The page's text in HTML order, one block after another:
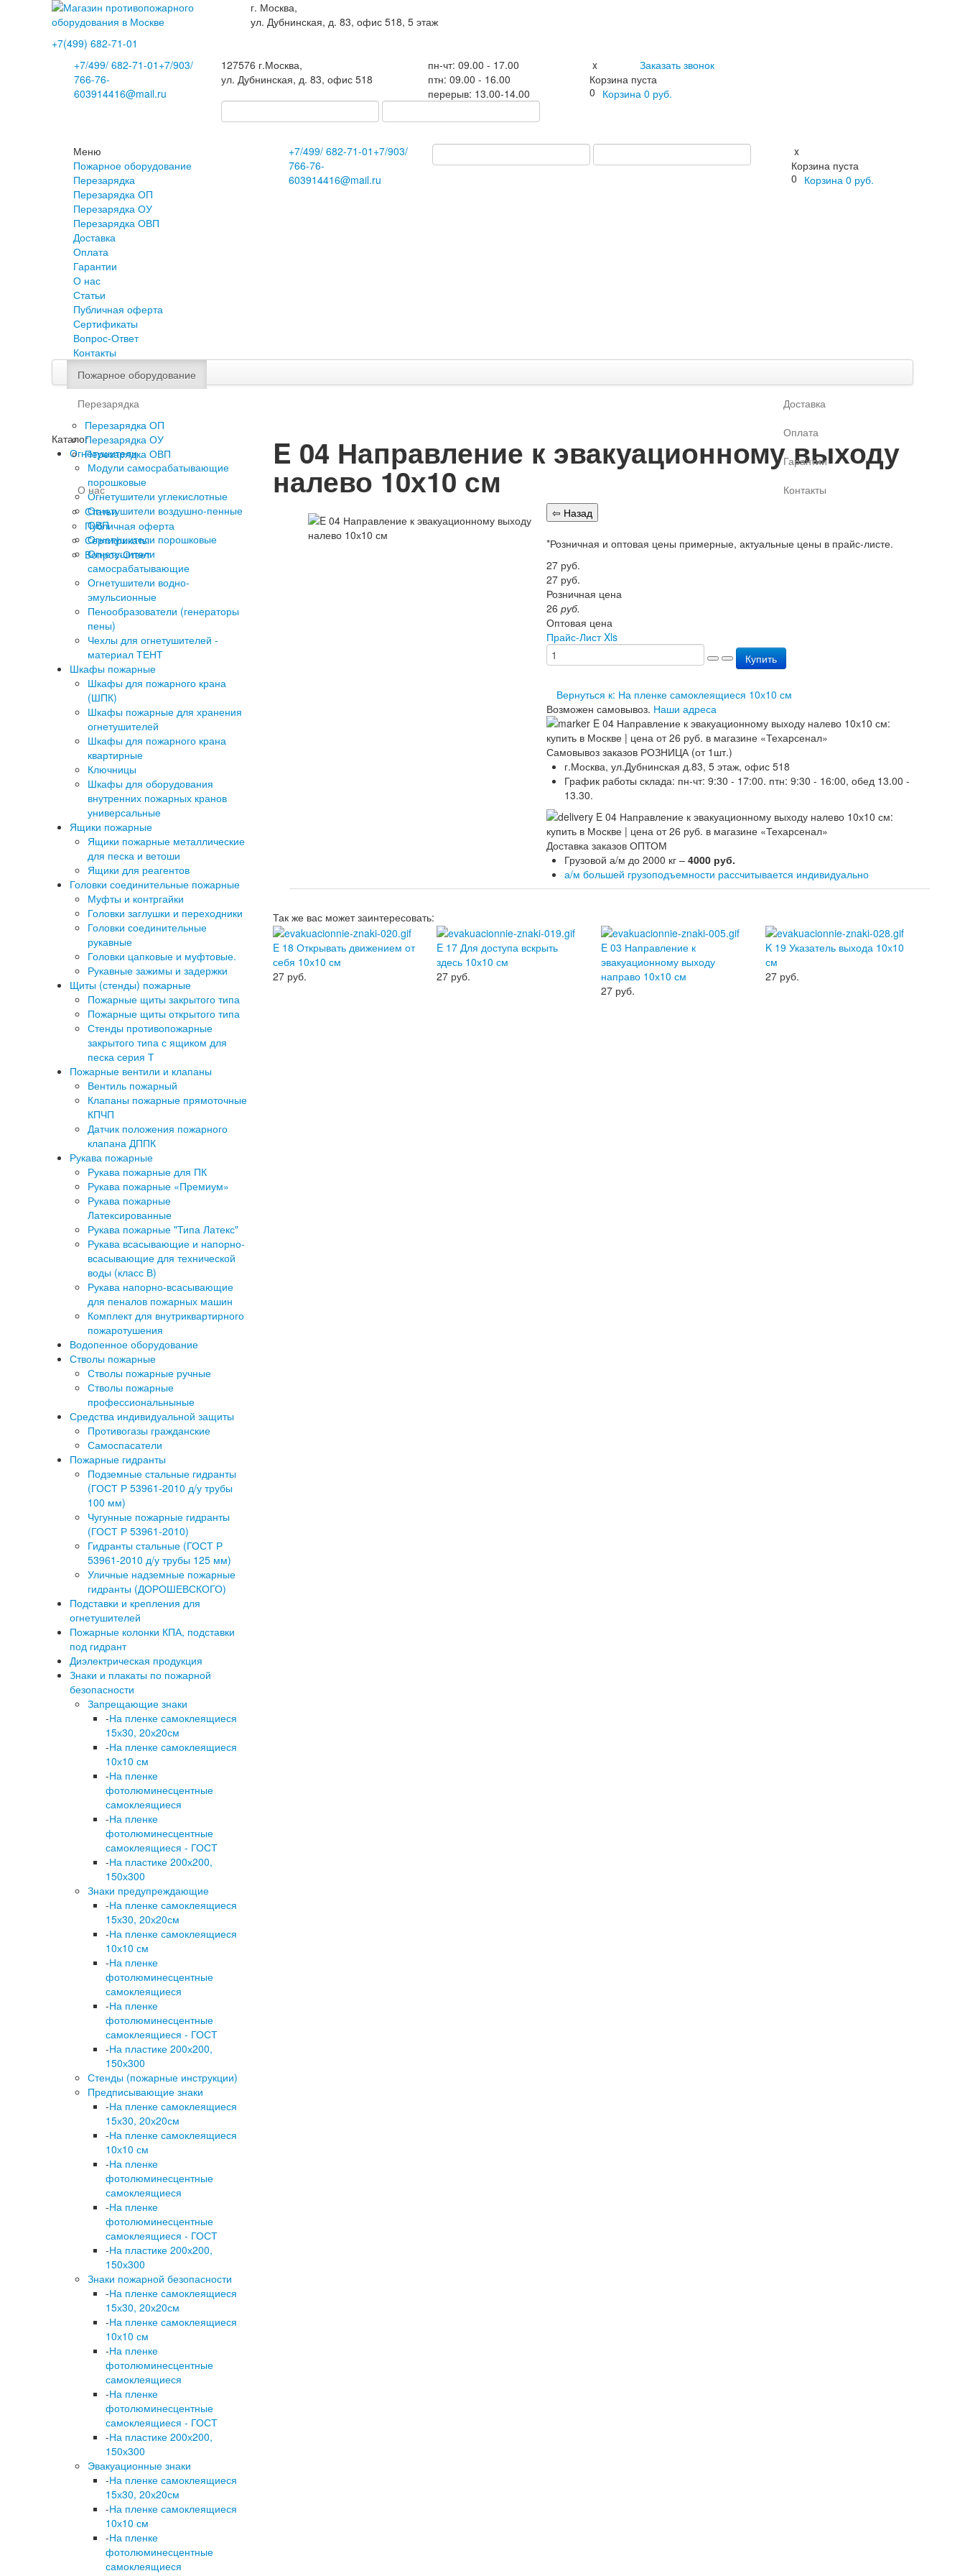
г. Москва,
ул. Дубнинская, д. 83, офис 518, 5 этаж
+7(499) 682-71-01
+7/499/682-71-01 +7/903/
766-76-
603914416@mail.ru
127576 г.Москва,
ул. Дубнинская, д. 83, офис 518
пн-чт: 09.00 - 17.00
птн: 09.00 - 16.00
перерыв: 13.00-14.00
Заказать звонок
x
Корзина пуста
0 Корзина 0 руб.
Меню
Пожарное оборудование
Перезарядка
Перезарядка ОП
Перезарядка ОУ
Перезарядка ОВП
Доставка
Оплата
Гарантии
О нас
Статьи
Публичная оферта
Сертификаты
Вопрос-Ответ
Контакты
+7/499/ 682-71-01 +7/903/
766-76-
603914416@mail.ru
x
Корзина пуста
0 Корзина 0 руб.
Пожарное оборудование
Перезарядка
Перезарядка ОП
Перезарядка ОУ
Перезарядка ОВП
Доставка
Оплата
Гарантии
О нас
Статьи
Публичная оферта
Сертификаты
Вопрос-Ответ
Контакты
Каталог
Огнетушители
Модули самосрабатывающие
порошковые
Огнетушители углекислотные
Огнетушители воздушно-пенные
ОВП
Огнетушители порошковые
Огнетушители
самосрабатывающие
Огнетушители водно-
эмульсионные
Пенообразователи (генераторы
пены)
Чехлы для огнетушителей -
материал ТЕНТ
Шкафы пожарные
Шкафы для пожарного крана
(ШПК)
Шкафы пожарные для хранения
огнетушителей
Шкафы для пожарного крана
квартирные
Ключницы
Шкафы для оборудования
внутренних пожарных кранов
универсальные
Ящики пожарные
Ящики пожарные металлические
для песка и ветоши
Ящики для реагентов
Головки соединительные пожарные
Муфты и контргайки
Головки заглушки и переходники
Головки соединительные
рукавные
Головки цапковые и муфтовые.
Рукавные зажимы и задержки
Щиты (стенды) пожарные
Пожарные щиты закрытого типа
Пожарные щиты открытого типа
Стенды противопожарные
закрытого типа с ящиком для
песка серия Т
Пожарные вентили и клапаны
Вентиль пожарный
Клапаны пожарные прямоточные
КПЧП
Датчик положения пожарного
клапана ДППК
Рукава пожарные
Рукава пожарные для ПК
Рукава пожарные «Премиум»
Рукава пожарные
Латексированные
Рукава пожарные "Типа Латекс"
Рукава всасывающие и напорно-
всасывающие для технической
воды (класс В)
Рукава напорно-всасывающие
для пеналов пожарных машин
Комплект для внутриквартирного
пожаротушения
Водопенное оборудование
Стволы пожарные
Стволы пожарные ручные
Стволы пожарные
профессиональныные
Средства индивидуальной защиты
Противогазы гражданские
Самоспасатели
Пожарные гидранты
Подземные стальные гидранты
(ГОСТ Р 53961-2010 д/у трубы
100 мм)
Чугунные пожарные гидранты
(ГОСТ Р 53961-2010)
Гидранты стальные (ГОСТ Р
53961-2010 д/у трубы 125 мм)
Уличные надземные пожарные
гидранты (ДОРОШЕВСКОГО)
Подставки и крепления для
огнетушителей
Пожарные колонки КПА, подставки
под гидрант
Диэлектрическая продукция
Знаки и плакаты по пожарной
безопасности
Запрещающие знаки
-На пленке самоклеящиеся
15х30, 20х20см
-На пленке самоклеящиеся
10х10 см
-На пленке
фотолюминесцентные
самоклеящиеся
-На пленке
фотолюминесцентные
самоклеящиеся - ГОСТ
-На пластике 200х200,
150х300
Знаки предупреждающие
-На пленке самоклеящиеся
15х30, 20х20см
-На пленке самоклеящиеся
10х10 см
-На пленке
фотолюминесцентные
самоклеящиеся
-На пленке
фотолюминесцентные
самоклеящиеся - ГОСТ
-На пластике 200х200,
150х300
Стенды (пожарные инструкции)
Предписывающие знаки
-На пленке самоклеящиеся
15х30, 20х20см
-На пленке самоклеящиеся
10х10 см
-На пленке
фотолюминесцентные
самоклеящиеся
-На пленке
фотолюминесцентные
самоклеящиеся - ГОСТ
-На пластике 200х200,
150х300
Знаки пожарной безопасности
-На пленке самоклеящиеся
15х30, 20х20см
-На пленке самоклеящиеся
10х10 см
-На пленке
фотолюминесцентные
самоклеящиеся
-На пленке
фотолюминесцентные
самоклеящиеся - ГОСТ
-На пластике 200х200,
150х300
Эвакуационные знаки
-На пленке самоклеящиеся
15х30, 20х20см
-На пленке самоклеящиеся
10х10 см
-На пленке
фотолюминесцентные
самоклеящиеся
E 04 Направление к эвакуационному выходу
налево 10х10 см
*Розничная и оптовая цены примерные, актуальные цены в прайс-листе.
27 руб.
27 руб.
Розничная цена
26 руб.
Оптовая цена
Прайс-Лист Xls
Купить
Вернуться к: На пленке самоклеящиеся 10х10 см
Возможен самовывоз. Наши адреса
Самовывоз заказов РОЗНИЦА (от 1шт.)
г.Москва, ул.Дубнинская д.83, 5 этаж, офис 518
График работы склада: пн-чт: 9:30 - 17:00. птн: 9:30 - 16:00, обед 13.00 -
13.30.
Доставка заказов ОПТОМ
Грузовой а/м до 2000 кг – 4000 руб.
а/м большей грузоподъемности рассчитывается индивидуально
Так же вас может заинтересовать:
E 18 Открывать движением от
себя 10х10 см
27 руб.
E 17 Для доступа вскрыть
здесь 10х10 см
27 руб.
E 03 Направление к
эвакуационному выходу
направо 10х10 см
27 руб.
K 19 Указатель выхода 10х10
см
27 руб.